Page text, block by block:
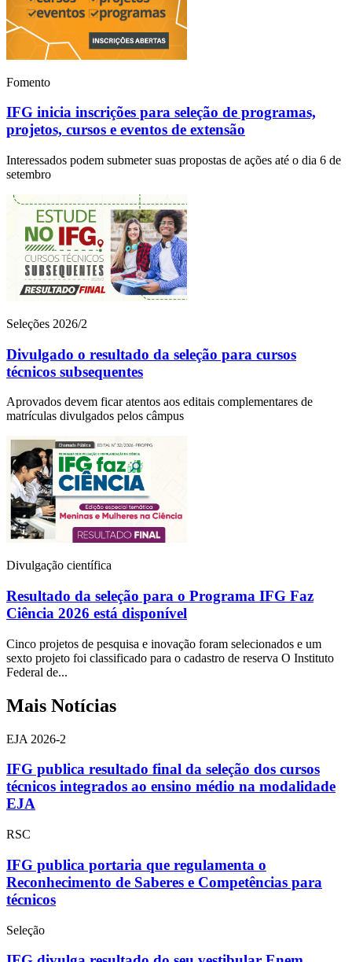
Fomento
IFG inicia inscrições para seleção de programas,
projetos, cursos e eventos de extensão
Interessados podem submeter suas propostas de ações até o dia 6 de
setembro
Seleções 2026/2
Divulgado o resultado da seleção para cursos
técnicos subsequentes
Aprovados devem ficar atentos aos editais complementares de
matrículas divulgados pelos câmpus
Divulgação científica
Resultado da seleção para o Programa IFG Faz
Ciência 2026 está disponível
Cinco projetos de pesquisa e inovação foram selecionados e um
sexto projeto foi classificado para o cadastro de reserva O Instituto
Federal de...
Mais Notícias
EJA 2026-2
IFG publica resultado final da seleção dos cursos
técnicos integrados ao ensino médio na modalidade
EJA
RSC
IFG publica portaria que regulamenta o
Reconhecimento de Saberes e Competências para
técnicos
Seleção